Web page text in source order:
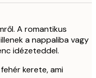
A romantikus
a nappaliba vagy
idézeteddel.
kerete, ami